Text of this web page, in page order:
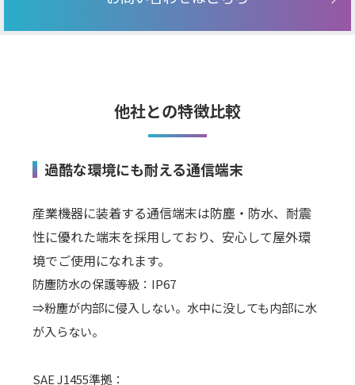
他社との特徴比較
過酷な環境にも耐える通信端末
産業機器に装着する通信端末は防塵・防水、耐震
性に優れた端末を採用しており、安心して屋外環
境でご使用になれます。
防塵防水の保護等級：IP67
⇒粉塵が内部に侵入しない。水中に没しても内部に水
が入らない。
SAE J1455準拠：